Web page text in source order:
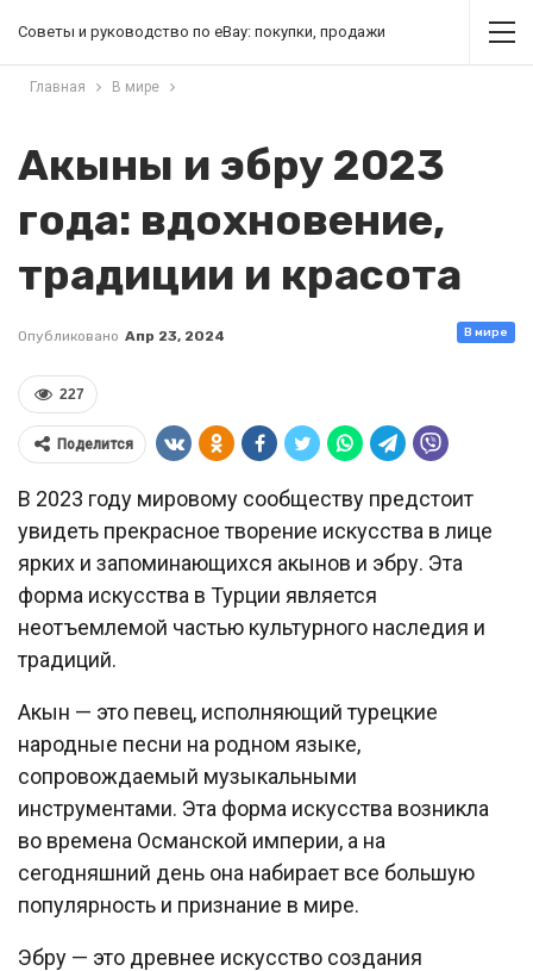
Советы и руководство по eBay: покупки, продажи
Главная В мире
Акыны и эбру 2023
года: вдохновение,
традиции и красота
В мире
Опубликовано Апр 23, 2024
227
Поделится
В 2023 году мировому сообществу предстоит
увидеть прекрасное творение искусства в лице
ярких и запоминающихся акынов и эбру. Эта
форма искусства в Турции является
неотъемлемой частью культурного наследия и
традиций.
Акын — это певец, исполняющий турецкие
народные песни на родном языке,
сопровождаемый музыкальными
инструментами. Эта форма искусства возникла
во времена Османской империи, а на
сегодняшний день она набирает все большую
популярность и признание в мире.
Эбру — это древнее искусство создания